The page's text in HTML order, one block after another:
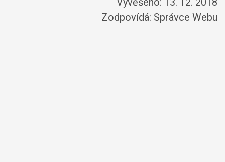
Zodpovídá: Správce Webu